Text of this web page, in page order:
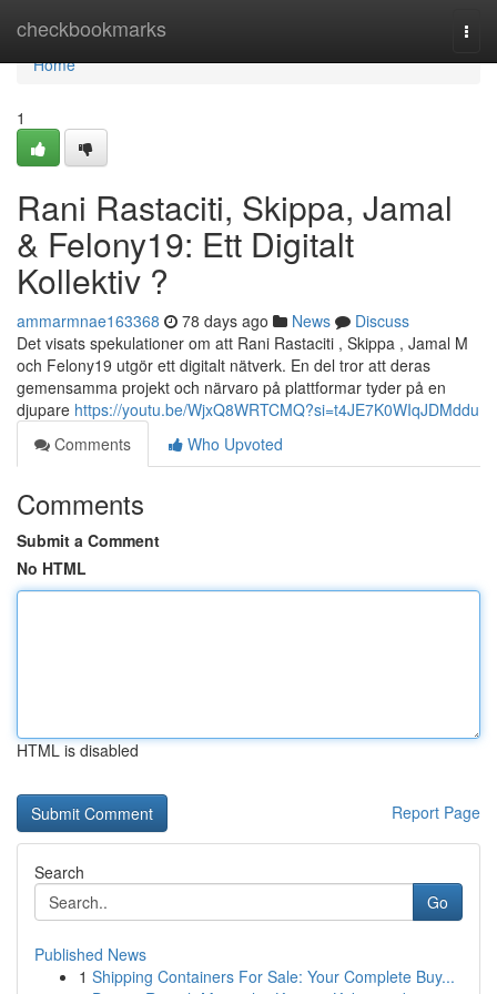
checkbookmarks
Home
Home
1
Rani Rastaciti, Skippa, Jamal
& Felony19: Ett Digitalt
Kollektiv ?
ammarmnae163368 78 days ago News
Discuss
Det visats spekulationer om att Rani Rastaciti , Skippa , Jamal M
och Felony19 utgör ett digitalt nätverk. En del tror att deras
gemensamma projekt och närvaro på plattformar tyder på en
djupare https://youtu.be/WjxQ8WRTCMQ?si=t4JE7K0WIqJDMddu
Comments
Who Upvoted
Comments
Submit a Comment
No HTML
HTML is disabled
Report Page
Search
Go
Published News
1 Shipping Containers For Sale: Your Complete Buy...